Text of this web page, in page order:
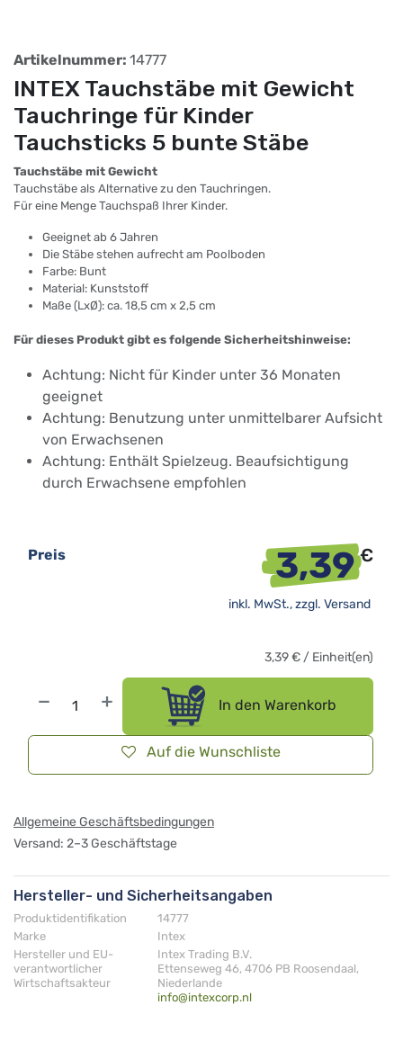
Artikelnummer: 14777
INTEX Tauchstäbe mit Gewicht
Tauchringe für Kinder
Tauchsticks 5 bunte Stäbe
Tauchstäbe mit Gewicht
Tauchstäbe als Alternative zu den Tauchringen.
Für eine Menge Tauchspaß Ihrer Kinder.
Geeignet ab 6 Jahren
Die Stäbe stehen aufrecht am Poolboden
Farbe: Bunt
Material: Kunststoff
Maße (LxØ): ca. 18,5 cm x 2,5 cm
Für dieses Produkt gibt es folgende Sicherheitshinweise:
Achtung: Nicht für Kinder unter 36 Monaten
geeignet
Achtung: Benutzung unter unmittelbarer Aufsicht
von Erwachsenen
Achtung: Enthält Spielzeug. Beaufsichtigung
durch Erwachsene empfohlen
In den Warenkorb
Auf die Wunschliste
Preis 3,39€
inkl. MwSt., zzgl. Versand
3,39€ / Einheit(en)
Allgemeine Geschäftsbedingungen
Versand: 2–3 Geschäftstage
Hersteller- und Sicherheitsangaben
Produktidentifikation
14777
Marke
Intex
Hersteller und EU-
verantwortlicher
Wirtschaftsakteur
Intex Trading B.V.
Ettenseweg 46, 4706 PB Roosendaal,
Niederlande
info@intexcorp.nl